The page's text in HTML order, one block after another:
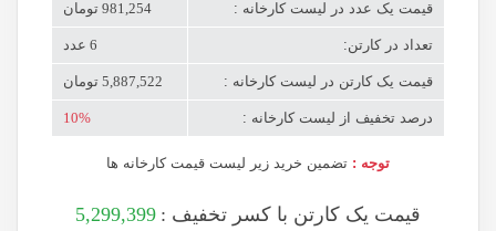
قیمت یک عدد در لیست کارخانه : 981,254 تومان
تعداد در کارتن: 6 عدد
قیمت یک کارتن در لیست کارخانه : 5,887,522 تومان
درصد تخفیف از لیست کارخانه : 10%
توجه : تضمین خرید زیر لیست قیمت کارخانه ها
قیمت یک کارتن با کسر تخفیف : 5,299,399